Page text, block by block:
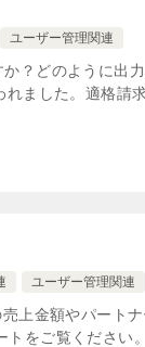
ユーザー管理関連
？どのように出
れました。適格請
ユーザー管理関連
金額やパート
トをご覧ください